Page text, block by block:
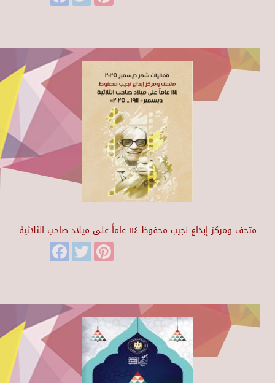
متحف ومركز إبداع نجيب محفوظ ١١٤ عاماً على ميلاد صاحب الثلاثية
FacebookTwitter